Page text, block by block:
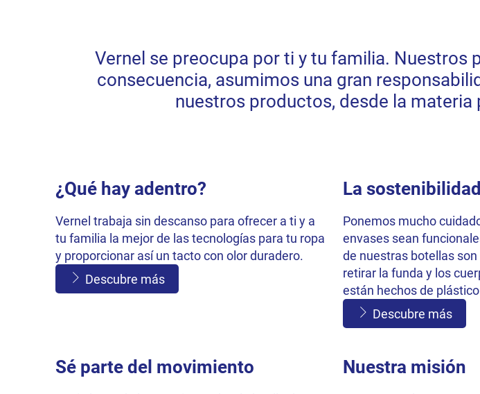
Vernel se preocupa por ti y tu familia. Nuestros
consecuencia, asumimos una gran
nuestros productos, desde la materia
¿Qué hay adentro?
Vernel trabaja sin descanso para ofrecer a ti y a
tu familia la mejor de las tecnologías para tu ropa
y proporcionar así un tacto con olor duradero.
Descubre más
La
Ponemos mucho
envases sean
de nuestras botellas
retirar la funda y los
están hechos de
Descubre más
Sé parte del movimiento Nuestra misión